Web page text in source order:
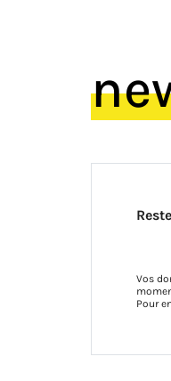
Vos
Pour